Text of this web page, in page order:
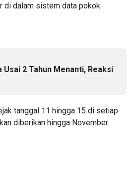
di dalam sistem data pokok
2 Tahun Menanti, Reaksi
tanggal 11 hingga 15 di setiap
diberikan hingga November